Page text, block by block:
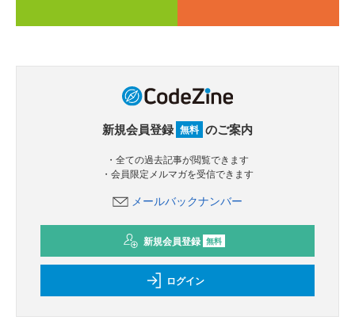
新規会員登録 無料 のご案内
・全ての過去記事が閲覧できます
・会員限定メルマガを受信できます
メールバックナンバー
新規会員登録 無料
ログイン